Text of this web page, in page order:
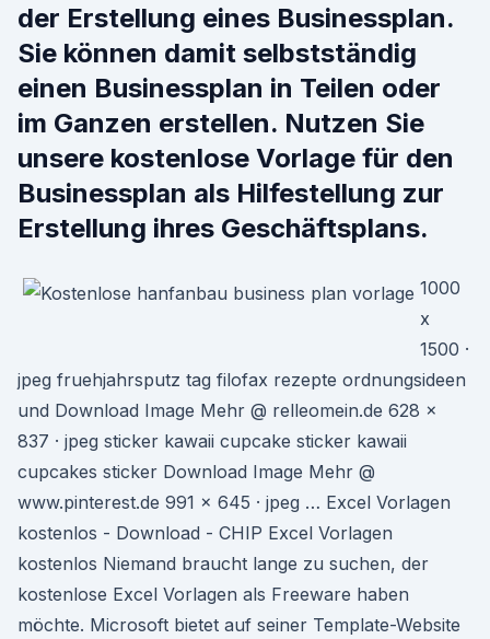
der Erstellung eines Businessplan.
Sie können damit selbstständig
einen Businessplan in Teilen oder
im Ganzen erstellen. Nutzen Sie
unsere kostenlose Vorlage für den
Businessplan als Hilfestellung zur
Erstellung ihres Geschäftsplans.
1000
x
1500 ·
jpeg fruehjahrsputz tag filofax rezepte ordnungsideen
und Download Image Mehr @ relleomein.de 628 x
837 · jpeg sticker kawaii cupcake sticker kawaii
cupcakes sticker Download Image Mehr @
www.pinterest.de 991 x 645 · jpeg … Excel Vorlagen
kostenlos - Download - CHIP Excel Vorlagen
kostenlos Niemand braucht lange zu suchen, der
kostenlose Excel Vorlagen als Freeware haben
möchte. Microsoft bietet auf seiner Template-Website